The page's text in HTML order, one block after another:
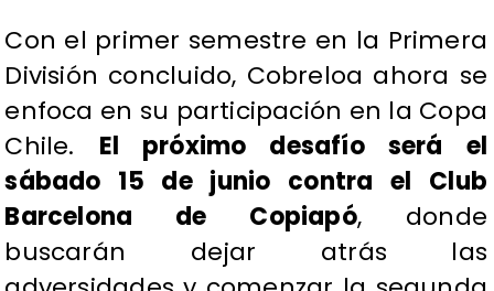
Con el primer semestre en la Primera
División concluido, Cobreloa ahora se
enfoca en su participación en la Copa
Chile. El próximo desafío será el
sábado 15 de junio contra el Club
Barcelona de Copiapó, donde
buscarán dejar atrás las